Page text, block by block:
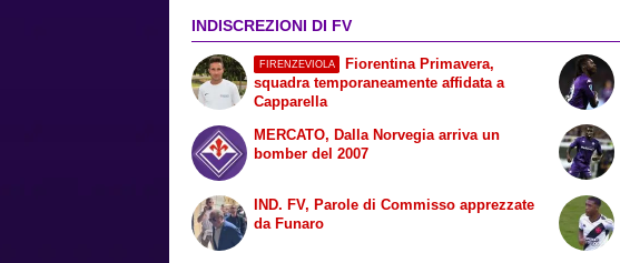
INDISCREZIONI DI FV
FIRENZEVIOLA
Fiorentina Primavera,
squadra temporaneamente affidata a
Capparella
MERCATO, Dalla Norvegia arriva un
bomber del 2007
IND. FV, Parole di Commisso apprezzate
da Funaro